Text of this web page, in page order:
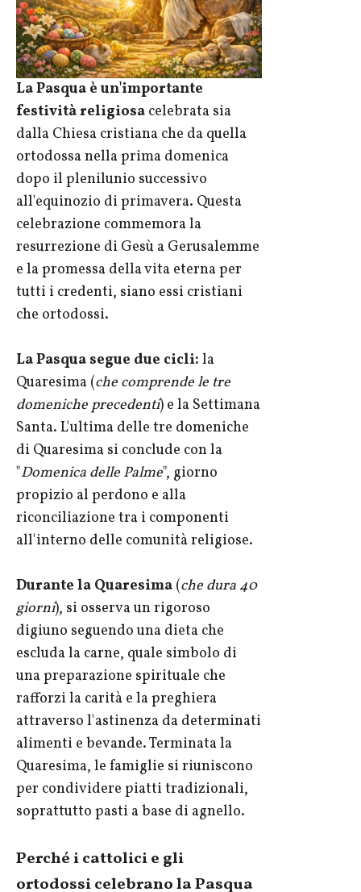
La Pasqua è un'importante
festività religiosa celebrata sia
dalla Chiesa cristiana che da quella
ortodossa nella prima domenica
dopo il plenilunio successivo
all'equinozio di primavera. Questa
celebrazione commemora la
resurrezione di Gesù a Gerusalemme
e la promessa della vita eterna per
tutti i credenti, siano essi cristiani
che ortodossi.
La Pasqua segue due cicli: la
Quaresima (che comprende le tre
domeniche precedenti) e la Settimana
Santa. L'ultima delle tre domeniche
di Quaresima si conclude con la
"Domenica delle Palme", giorno
propizio al perdono e alla
riconciliazione tra i componenti
all'interno delle comunità religiose.
Durante la Quaresima (che dura 40
giorni), si osserva un rigoroso
digiuno seguendo una dieta che
escluda la carne, quale simbolo di
una preparazione spirituale che
rafforzi la carità e la preghiera
attraverso l'astinenza da determinati
alimenti e bevande. Terminata la
Quaresima, le famiglie si riuniscono
per condividere piatti tradizionali,
soprattutto pasti a base di agnello.
Perché i cattolici e gli
ortodossi celebrano la Pasqua